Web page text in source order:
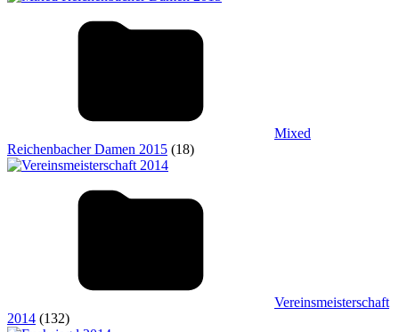
Mixed
Reichenbacher Damen 2015 (18)
Vereinsmeisterschaft
2014 (132)